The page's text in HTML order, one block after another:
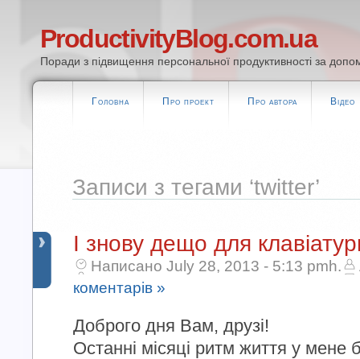
ProductivityBlog.com.ua
Поради з підвищення персональної продуктивності за
Головна Про проект Про автора Відео
Записи з тегами ‘twitter’
І знову дещо для
Написано July 28, 2013 - 5:13 pmh.
коментарів »
Доброго дня Вам, друзі!
Останні місяці ритм життя у